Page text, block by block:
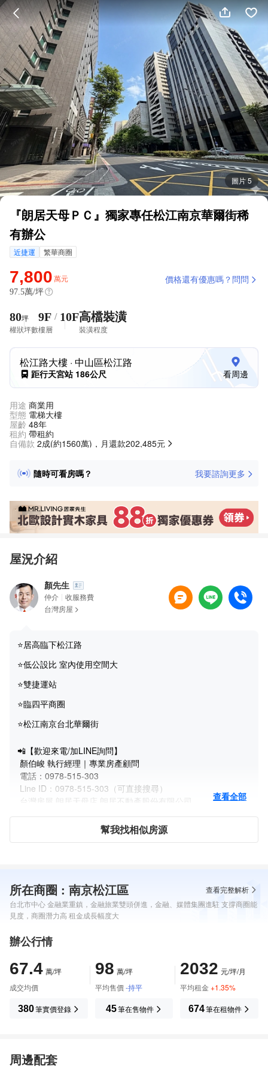
圖片 5
『朗居天母ＰＣ』獨家專任松江南京華爾街稀
有辦公
近捷運 繁華商圈
7,800 萬元 價格還有優惠嗎？問問
97.5萬/坪
80坪
權狀坪數
9F / 10F
樓層
高檔裝潢
裝潢程度
松江路大樓 · 中山區松江路
距行天宮站 186公尺 看周邊
用途 商業用
型態 電梯大樓
屋齡 48年
租約 帶租約
自備款 2成(約1560萬)，月還款202,485元
隨時可看房嗎？
已入駐企業有哪些？
物業公司保全做的怎樣？
我要諮詢更多
屋況介紹
顏先生
仲介
收服務費
台灣房屋
⭐居高臨下松江路
⭐低公設比 室內使用空間大
⭐雙捷運站
⭐臨四平商圈
⭐松江南京台北華爾街
📲【歡迎來電/加LINE詢問】
顏伯峻 執行經理｜專業房產顧問
電話：0978-515-303
Line ID：0978-515-303（可直接搜尋）
台灣房屋 朗居天母店 朗居不動產股份有限公司
經紀人：洪浩庭(106)北市經証字第02454號
公司地址：台北市士林區忠誠路一段87號
歡迎來電指名服務591易遺漏訊息，請直接加LINE 或 來電討論
❤️24HR服務專線：0978515303 ( LINE=同手機號碼 )❤️
大學
宏普世貿/合環御景/合環御寶/昇陽麗石/璞園上誠/博愛特區楓韻
吾上居/圓山窗外/皇鼎麗園/花園富裔/康和紅樹林/吉美千荷田/吾
居吾宿/大葉島耕作/天璽/樂行館/遠雄山綺/天母樂活等
查看全部
幫我找相似房源
所在商圈 : 南京松江區
查看完整解析
台北市中心 金融業重鎮，金融旅業雙頭併進，金融、媒體集團進駐 支撐商圈能
見度，商圈潛力高 租金成長幅度大
辦公行情
67.4 萬/坪
成交均價
380筆實價登錄
98 萬/坪
平均售價-持平
45筆在售物件
2032 元/坪/月
平均租金+1.35%
674筆在租物件
周邊配套